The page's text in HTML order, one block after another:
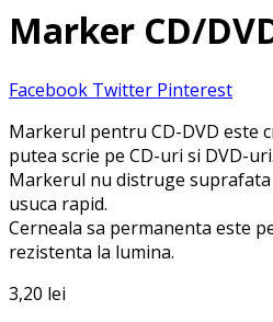
Marker CD/
Facebook Twitter Pinterest
Markerul pentru CD-DVD este
putea scrie pe CD-uri si DVD-uri.
Markerul nu distruge suprafata
usuca rapid.
Cerneala sa permanenta este
rezistenta la lumina.
3,20 lei